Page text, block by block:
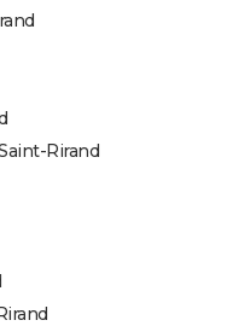
Rirand